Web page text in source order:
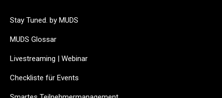
Stay Tuned. by MUDS
MUDS Glossar
Livestreaming | Webinar
Checkliste für Events